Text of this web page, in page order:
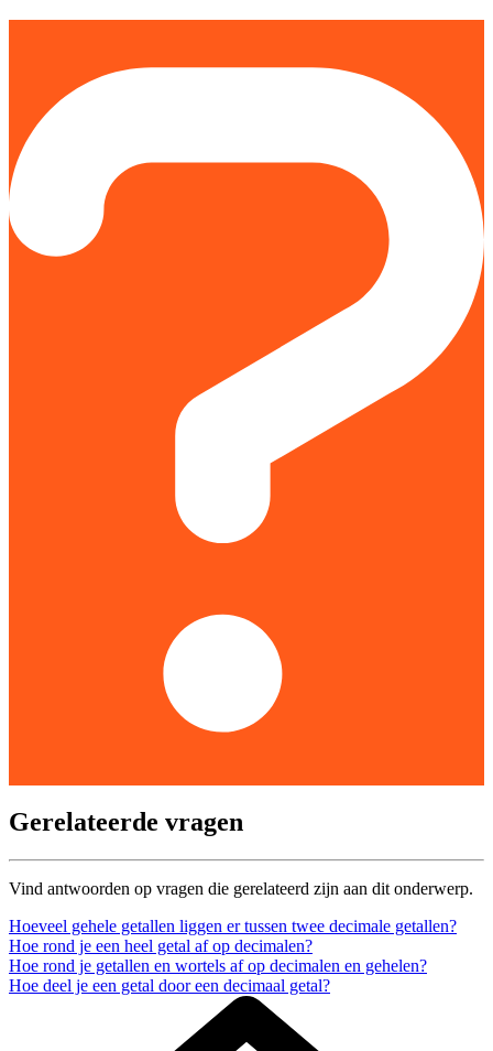
Gerelateerde vragen
Vind antwoorden op vragen die gerelateerd zijn aan dit onderwerp.
Hoeveel gehele getallen liggen er tussen twee decimale getallen?
Hoe rond je een heel getal af op decimalen?
Hoe rond je getallen en wortels af op decimalen en gehelen?
Hoe deel je een getal door een decimaal getal?